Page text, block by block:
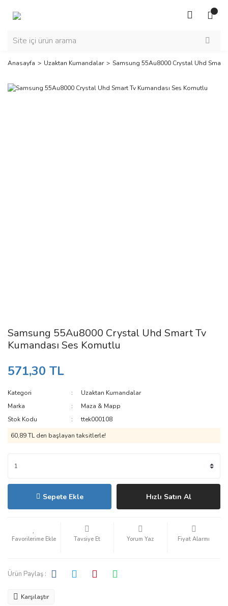
Anasayfa Uzaktan Kumandalar Samsung 55Au8000 Crystal Uhd Smart
Samsung 55Au8000 Crystal Uhd Smart Tv
Kumandası Ses Komutlu
571,30 TL
Kategori
Uzaktan Kumandalar
Marka
Maza & Mapp
Stok Kodu
ttek000108
60,89 TL den başlayan taksitlerle!
Sepete Ekle Hızlı Satın Al
Tavsiye Et Yorum Yaz Fiyat Alarmı
Ürün Paylaş :
Karşılaştır